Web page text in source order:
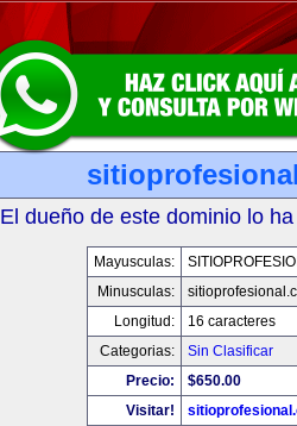
El dueño de este dominio lo
Mayusculas:
Minusculas:
Longitud:
16 caracteres
Categorias:
Sin Clasificar
Precio:
$650.00
Visitar!